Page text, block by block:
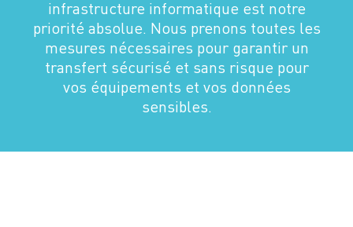
infrastructure informatique est notre
priorité absolue. Nous prenons toutes les
mesures nécessaires pour garantir un
transfert sécurisé et sans risque pour
vos équipements et vos données
sensibles.